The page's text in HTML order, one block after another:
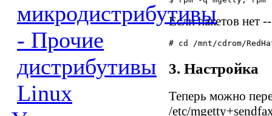
микродистрибутивы
- Прочие
дистрибутивы
Linux
Если пакетов нет
3. Настройка
Теперь можно
/etc/